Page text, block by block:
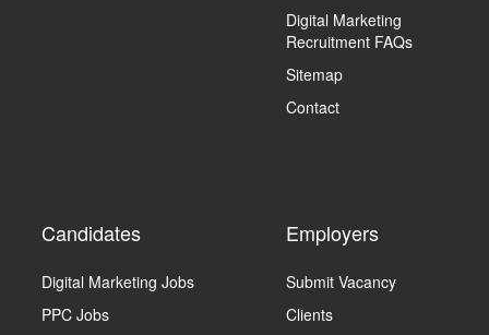
Digital Marketing
Recruitment FAQs
Sitemap
Contact
Candidates
Digital Marketing Jobs
PPC Jobs
Employers
Submit Vacancy
Clients